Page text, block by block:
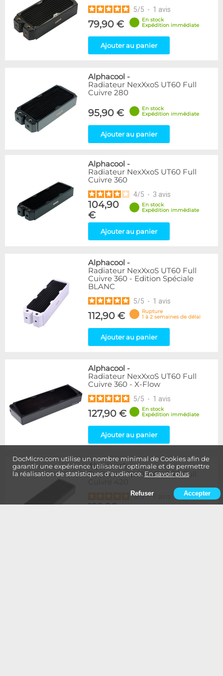
DocMicro.com utilise un nombre minimal de Cookies afin de
garantir une expérience utilisateur optimale et de permettre
la réalisation de statistiques d'audience. En savoir plus
Refuser Accepter
5/5 - 1 avis
79,90 €
En stock
Expédition immédiate
Ajouter au panier
Alphacool -
Radiateur NexXxoS UT60 Full
Cuivre 280
95,90 €
En stock
Expédition immédiate
Ajouter au panier
Alphacool -
Radiateur NexXxoS UT60 Full
Cuivre 360
4/5 - 3 avis
104,90
€
En stock
Expédition immédiate
Ajouter au panier
Alphacool -
Radiateur NexXxoS UT60 Full
Cuivre 360 - Edition Spéciale
BLANC
5/5 - 1 avis
112,90 €
Rupture
1 à 2 semaines de délai
Ajouter au panier
Alphacool -
Radiateur NexXxoS UT60 Full
Cuivre 360 - X-Flow
5/5 - 1 avis
127,90 €
En stock
Expédition immédiate
Ajouter au panier
Alphacool-
Radiateur NexXxoS UT60 Full
5/5-
129,90